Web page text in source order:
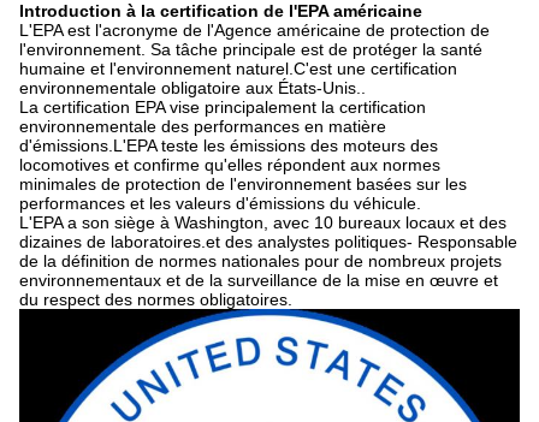
Introduction à la certification de l'EPA américaine
L'EPA est l'acronyme de l'Agence américaine de protection de
l'environnement. Sa tâche principale est de protéger la santé
humaine et l'environnement naturel.C'est une certification
environnementale obligatoire aux États-Unis..
La certification EPA vise principalement la certification
environnementale des performances en matière
d'émissions.L'EPA teste les émissions des moteurs des
locomotives et confirme qu'elles répondent aux normes
minimales de protection de l'environnement basées sur les
performances et les valeurs d'émissions du véhicule.
L'EPA a son siège à Washington, avec 10 bureaux locaux et des
dizaines de laboratoires.et des analystes politiques- Responsable
de la définition de normes nationales pour de nombreux projets
environnementaux et de la surveillance de la mise en œuvre et
du respect des normes obligatoires.